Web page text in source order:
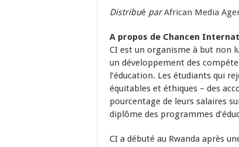
Distribué parAfrican Media
A propos de Chancen
CI est un organisme à but non
un développement des
l’éducation. Les étudiants qui
équitables et éthiques – des
pourcentage de leurs salaires
diplôme des programmes
CI a débuté au Rwanda après